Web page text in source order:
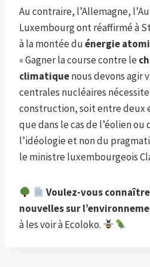
Au contraire, l’Allemagne,
Luxembourg ont réaffirmé à
à la montée duénergie
« Gagner la course contre le
climatiquenous devons agir
centrales nucléaires
construction, soit entre deux
que dans le cas de l’éolien ou
l’idéologie et non du
le ministre luxembourgeois
Voulez-vous
nouvelles sur
à les voir à Ecoloko.